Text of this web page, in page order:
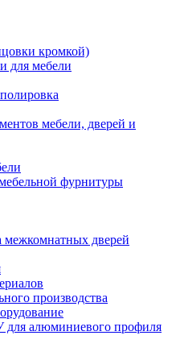
кромкой)
для мебели
мебели, дверей и
фурнитуры
межкомнатных дверей
производства
алюминиевого профиля